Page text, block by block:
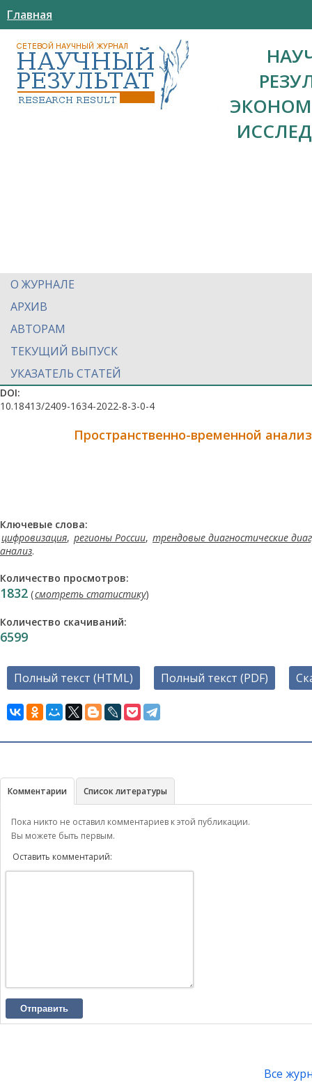
Главная
О ЖУРНАЛЕ
АРХИВ
АВТОРАМ
ТЕКУЩИЙ ВЫПУСК
УКАЗАТЕЛЬ СТАТЕЙ
DOI:
10.18413/2409-1634-2022-8-3-0-4
Пространственно-временной
Ключевые слова:
цифровизация, регионы России, трендовые диагностические
анализ.
Количество просмотров:
1832 (смотреть статистику)
Количество скачиваний:
6599
Полный текст (HTML) Полный текст (PDF)
Комментарии Список литературы
Пока никто не оставил комментариев к этой публикации.
Вы можете быть первым.
Оставить комментарий:
Отправить
Все